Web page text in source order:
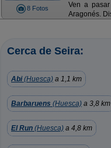
8 Fotos
Ven a
Aragonés.
Cerca de Seira:
Abi(Huesca) a 1,1 km
Barbaruens (Huesca) a 3,8 km
El Run (Huesca) a 4,8 km